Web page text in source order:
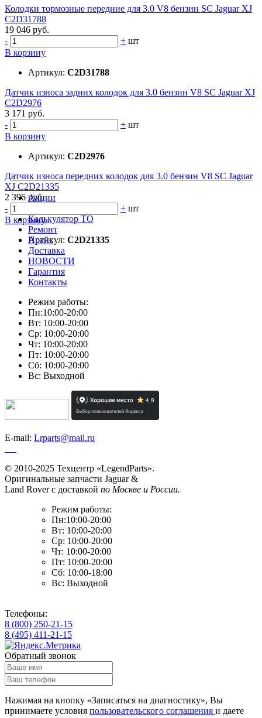
Колодки тормозные передние для 3.0 V8 бензин SC Jaguar XJ
C2D31788
19 046 руб.
-
+ шт
В корзину
Артикул: C2D31788
Датчик износа задних колодок для 3.0 бензин V8 SC Jaguar XJ
C2D2976
3 171 руб.
-
+ шт
В корзину
Артикул: C2D2976
Датчик износа передних колодок для 3.0 бензин V8 SC Jaguar
XJ C2D21335
2 396 руб.
-
+ шт
В корзину
Артикул: C2D21335
Акции
Калькулятор ТО
Ремонт
Прайс
Доставка
НОВОСТИ
Гарантия
Контакты
Режим работы:
Пн:10:00-20:00
Вт: 10:00-20:00
Ср: 10:00-20:00
Чт: 10:00-20:00
Пт: 10:00-20:00
Сб: 10:00-20:00
Вс: Выходной
E-mail: Lrparts@mail.ru
© 2010-2025 Техцентр «LegendParts».
Оригинальные запчасти Jaguar &
Land Rover с доставкой по Москве и России.
Режим работы:
Пн:10:00-20:00
Вт: 10:00-20:00
Ср: 10:00-20:00
Чт: 10:00-20:00
Пт: 10:00-20:00
Сб: 10:00-18:00
Вс: Выходной
Телефоны:
8 (800) 250-21-15
8 (495) 411-21-15
Обратный звонок
Нажимая на кнопку «Записаться на диагностику», Вы
принимаете условия пользовательского соглашения и даете